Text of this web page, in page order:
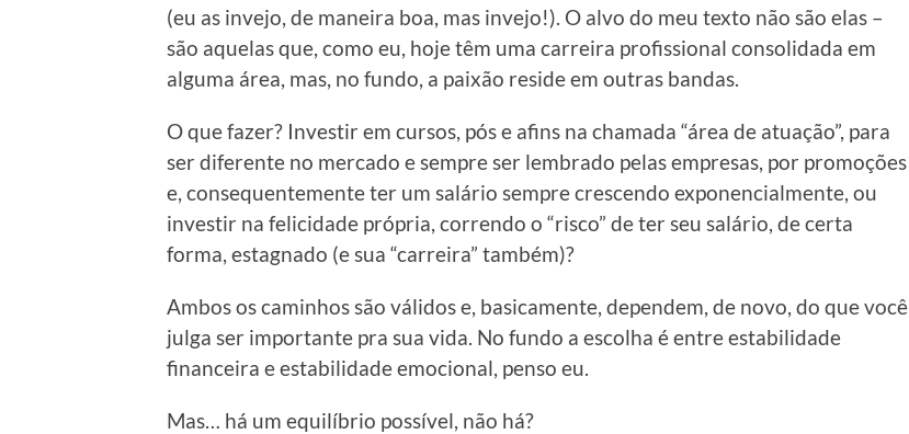
(eu as invejo, de maneira boa, mas invejo!). O alvo do meu texto não são elas –
são aquelas que, como eu, hoje têm uma carreira profissional consolidada em
alguma área, mas, no fundo, a paixão reside em outras bandas.
O que fazer? Investir em cursos, pós e afins na chamada “área de atuação”, para
ser diferente no mercado e sempre ser lembrado pelas empresas, por promoções
e, consequentemente ter um salário sempre crescendo exponencialmente, ou
investir na felicidade própria, correndo o “risco” de ter seu salário, de certa
forma, estagnado (e sua “carreira” também)?
Ambos os caminhos são válidos e, basicamente, dependem, de novo, do que você
julga ser importante pra sua vida. No fundo a escolha é entre estabilidade
financeira e estabilidade emocional, penso eu.
Mas… há um equilíbrio possível, não há?